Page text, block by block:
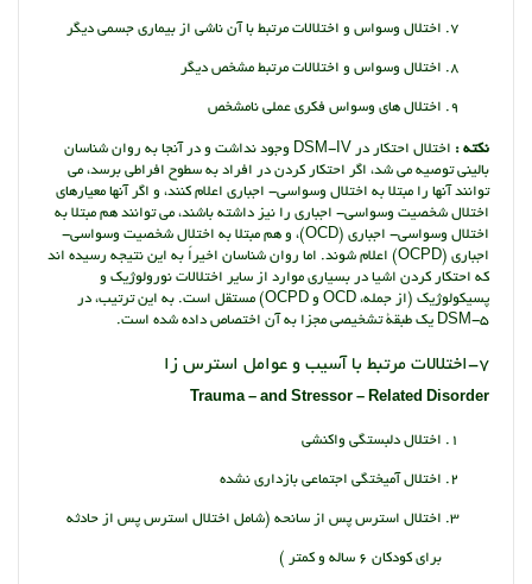
اختلال وسواس و اختلالات مرتبط با آن ناشی از بیماری جسمی دیگر
اختلال وسواس و اختلالات مرتبط مشخص دیگر
اختلال های وسواس فکری عملی نامشخص
نکته :
اختلال احتکار در DSM-IV وجود نداشت و در آنجا به روان شناسان
بالینی توصیه می شد، اگر احتکار کردن در افراد به سطوح افراطی برسد، می
توانند آنها را مبتلا به اختلال وسواسی- اجباری اعلام کنند، و اگر آنها معیارهای
اختلال شخصیت وسواسی- اجباری را نیز داشته باشند، می توانند هم مبتلا به
اختلال وسواسی- اجباری (OCD)، و هم مبتلا به اختلال شخصیت وسواسی-
اجباری (OCPD) اعلام شوند. اما روان شناسان اخیراً به این نتیجه رسیده اند
که احتکار کردن اشیا در بسیاری موارد از سایر اختلالات نورولوژیک و
پسیکولوژیک (از جمله، OCD و OCPD) مستقل است. به این ترتیب، در
DSM-5 یک طبقۀ تشخیصی مجزا به آن اختصاص داده شده است.
7-اختلالات مرتبط با آسیب و عوامل استرس زا
Trauma – and Stressor – Related Disorder
اختلال دلبستگی واکنشی
اختلال آمیختگی اجتماعی بازداری نشده
اختلال استرس پس از سانحه (شامل اختلال استرس پس از حادثه
برای کودکان 6 ساله و کمتر )